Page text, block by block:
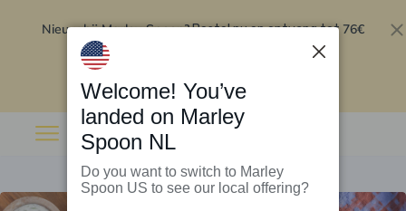
Nieuw bij Marley Spoon?Bestel nu en ontvang tot 76€
Welcome! You’ve
landed on Marley
Spoon NL
Do you want to switch to Marley
Spoon US to see our local offering?